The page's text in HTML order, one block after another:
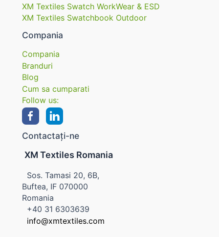
XM Textiles Swatch WorkWear & ESD
XM Textiles Swatchbook Outdoor
Compania
Compania
Branduri
Blog
Cum sa cumparati
Follow us:
Contactați-ne
XM Textiles Romania
Sos. Tamasi 20, 6B,
Buftea, IF 070000
Romania
+40 31 6303639
info@xmtextiles.com